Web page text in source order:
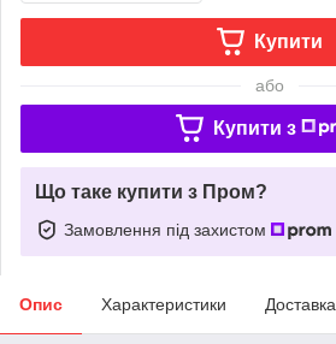
Купити
або
Купити з
Що таке купити з Пром?
Замовлення під захистом
Опис Характеристики Доставка